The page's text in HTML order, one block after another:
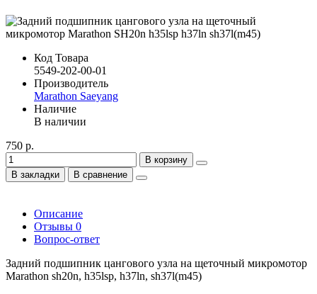
Код Товара
5549-202-00-01
Производитель
Marathon Saeyang
Наличие
В наличии
750 р.
В корзину
В закладки
В сравнение
Описание
Отзывы 0
Вопрос-ответ
Задний подшипник цангового узла на щеточный микромотор
Marathon sh20n, h35lsp, h37ln, sh37l(m45)